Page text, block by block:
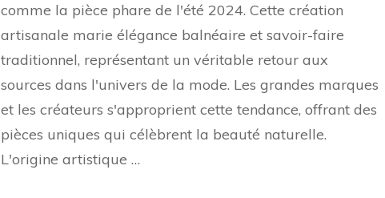
comme la pièce phare de l'été 2024. Cette création
artisanale marie élégance balnéaire et savoir-faire
traditionnel, représentant un véritable retour aux
sources dans l'univers de la mode. Les grandes marques
et les créateurs s'approprient cette tendance, offrant des
pièces uniques qui célèbrent la beauté naturelle.
L'origine artistique …